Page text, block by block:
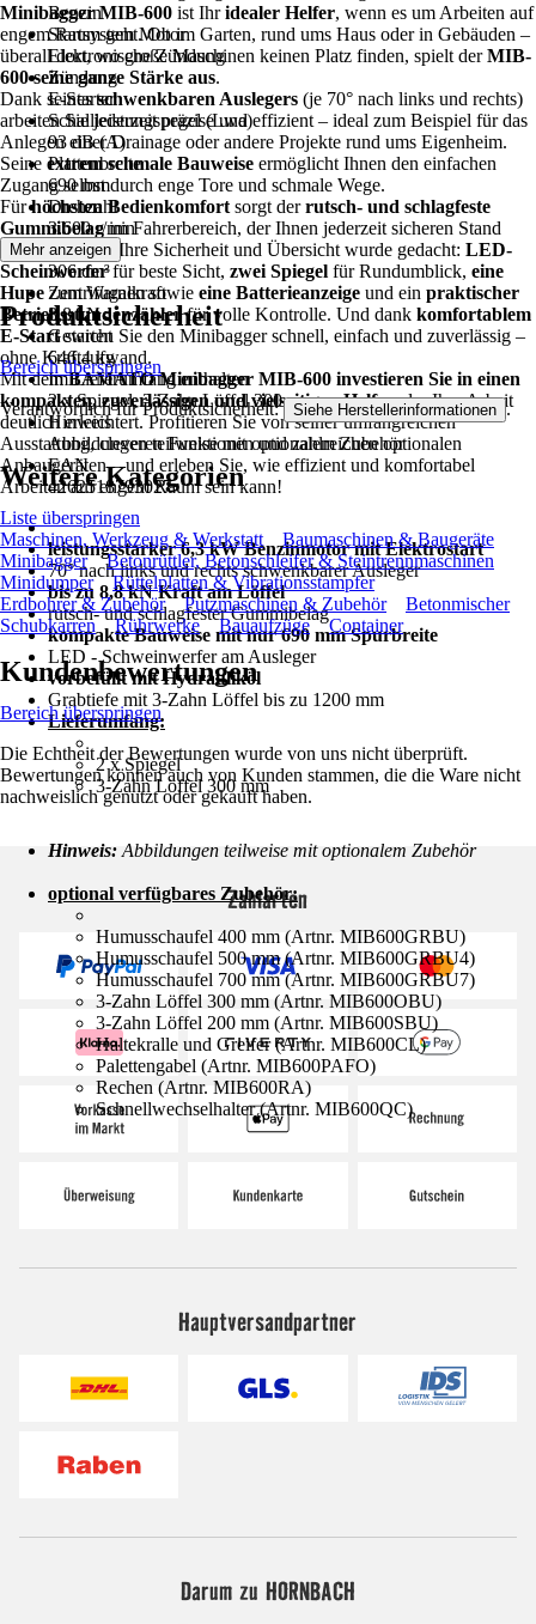
Benzin
Startsystem Motor
Elektronische Zündung
Zündung
E-Starter
Schallleistungspegel (Lwa)
93 dB (A)
Plattenbreite
690 mm
Drehzahl
3.600 r/min
Hubraum
306 cm³
Zentrifugalkraft
8,8 kN
Gewicht
646,4 kg
Im Lieferumfang enthalten
2 x Spiegel, 3-Zahn Löffel 300 mm
Hinweis
Abbildungen teilweise mit optionalem Zubehör
EAN
4262518793027
Minibagger MIB-600 ist Ihridealer Helfer, wenn es um Arbeiten auf
engem Raum geht. Ob im Garten, rund ums Haus oder in Gebäuden –
überall dort, wo große Maschinen keinen Platz finden, spielt derMIB-
600 seine ganze Stärke aus.
Dank seinesschwenkbaren Auslegers (je 70° nach links und rechts)
arbeiten Sie jederzeit präzise und effizient – ideal zum Beispiel für das
Anlegen einer Drainage oder andere Projekte rund ums Eigenheim.
Seine extrem schmale Bauweise ermöglicht Ihnen den einfachen
Zugang selbst durch enge Tore und schmale Wege.
Fürhöchsten Bedienkomfort sorgt derrutsch- und schlagfeste
Gummibelagim Fahrerbereich, der Ihnen jederzeit sicheren Stand
bietet. Auch an Ihre Sicherheit und Übersicht wurde gedacht: LED-
Scheinwerferfür beste Sicht, zwei Spiegel für Rundumblick, eine
Hupe zum Warnen sowie eine Batterieanzeige und ein praktischer
Betriebsstundenzählerfür volle Kontrolle. Und dank komfortablem
E-Startstarten Sie den Minibagger schnell, einfach und zuverlässig –
ohne Kraftaufwand.
Mit demBAMATO Minibagger MIB-600 investieren Sie in einen
kompakten, zuverlässigen und vielseitigen Helfer, der Ihre Arbeit
deutlich erleichtert. Profitieren Sie von seiner umfangreichen
Ausstattung, cleveren Funktionen und zahlreichen optionalen
Anbaugeräten – und erleben Sie, wie effizient und komfortabel
Arbeiten auf engem Raum sein kann!
leistungsstarker 6,3 kW Benzinmotor mit Elektrostart
70° nach links und rechts schwenkbarer Ausleger
bis zu 8,8 kN Kraft am Löffel
rutsch- und schlagfester Gummibelag
kompakte Bauweise mit nur 690 mm Spurbreite
LED - Schweinwerfer am Ausleger
vorbefüllt mit Hydrauliköl
Grabtiefe mit 3-Zahn Löffel bis zu 1200 mm
Lieferumfang:
2 x Spiegel
3-Zahn Löffel 300 mm
Hinweis: Abbildungen teilweise mit optionalem Zubehör
optional verfügbares Zubehör:
Humusschaufel 400 mm (Artnr. MIB600GRBU)
Humusschaufel 500 mm (Artnr. MIB600GRBU4)
Humusschaufel 700 mm (Artnr. MIB600GRBU7)
3-Zahn Löffel 300 mm (Artnr. MIB600OBU)
3-Zahn Löffel 200 mm (Artnr. MIB600SBU)
Haltekralle und Greifer (Artnr. MIB600CL)
Palettengabel (Artnr. MIB600PAFO)
Rechen (Artnr. MIB600RA)
Schnellwechselhalter (Artnr. MIB600QC)
Mehr anzeigen
Produktsicherheit
Bereich überspringen
Verantwortlich für Produktsicherheit: Siehe Herstellerinformationen .
Weitere Kategorien
Liste überspringen
Maschinen, Werkzeug & Werkstatt
Baumaschinen & Baugeräte
Minibagger
Betonrüttler, Betonschleifer & Steintrennmaschinen
Minidumper
Rüttelplatten & Vibrationsstampfer
Erdbohrer & Zubehör
Putzmaschinen & Zubehör
Betonmischer
Schubkarren
Rührwerke Bauaufzüge Container
Kundenbewertungen
Bereich überspringen
Die Echtheit der Bewertungen wurde von uns nicht überprüft.
Bewertungen können auch von Kunden stammen, die die Ware nicht
nachweislich genutzt oder gekauft haben.
Zahlarten
Hauptversandpartner
Darum zu HORNBACH